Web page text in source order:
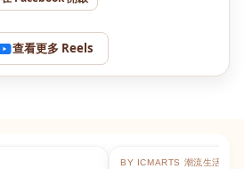
查看更多 Reels
BY ICMARTS 潮流生活百貨